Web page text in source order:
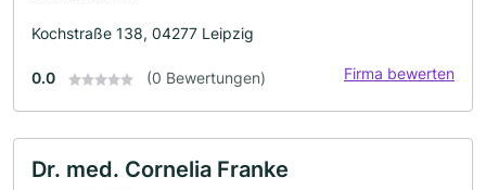
Kochstraße 138, 04277 Leipzig
0.0 (0 Bewertungen) Firma bewerten
Dr. med. Cornelia Franke